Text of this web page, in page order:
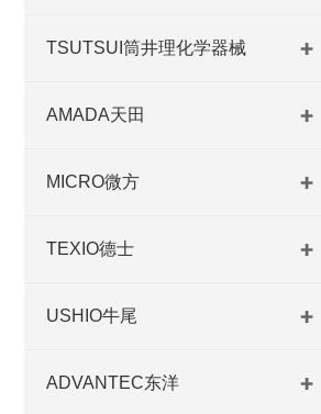
TSUTSUI筒井理化学器械
AMADA天田
MICRO微方
TEXIO德士
USHIO牛尾
ADVANTEC东洋